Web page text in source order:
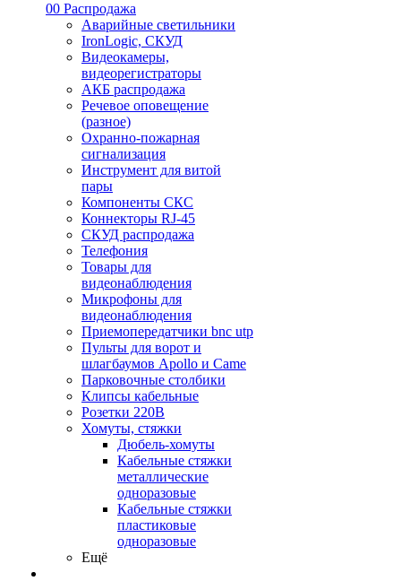
00 Распродажа
Аварийные светильники
IronLogic, СКУД
Видеокамеры,
видеорегистраторы
АКБ распродажа
Речевое оповещение
(разное)
Охранно-пожарная
сигнализация
Инструмент для витой
пары
Компоненты СКС
Коннекторы RJ-45
СКУД распродажа
Телефония
Товары для
видеонаблюдения
Микрофоны для
видеонаблюдения
Приемопередатчики bnc utp
Пульты для ворот и
шлагбаумов Apollo и Came
Парковочные столбики
Клипсы кабельные
Розетки 220В
Хомуты, стяжки
Дюбель-хомуты
Кабельные стяжки
металлические
одноразовые
Кабельные стяжки
пластиковые
одноразовые
Ещё